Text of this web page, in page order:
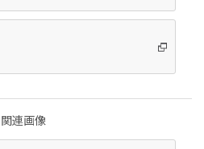
関連画像